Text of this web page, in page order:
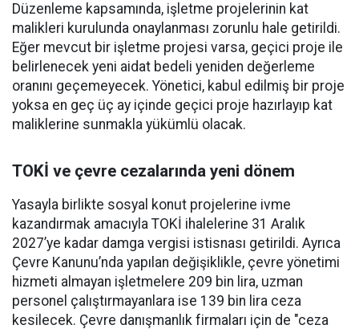
Düzenleme kapsamında, işletme projelerinin kat
malikleri kurulunda onaylanması zorunlu hale getirildi.
Eğer mevcut bir işletme projesi varsa, geçici proje ile
belirlenecek yeni aidat bedeli yeniden değerleme
oranını geçemeyecek. Yönetici, kabul edilmiş bir proje
yoksa en geç üç ay içinde geçici proje hazırlayıp kat
maliklerine sunmakla yükümlü olacak.
TOKİ ve çevre cezalarında yeni dönem
Yasayla birlikte sosyal konut projelerine ivme
kazandırmak amacıyla TOKİ ihalelerine 31 Aralık
2027’ye kadar damga vergisi istisnası getirildi. Ayrıca
Çevre Kanunu’nda yapılan değişiklikle, çevre yönetimi
hizmeti almayan işletmelere 209 bin lira, uzman
personel çalıştırmayanlara ise 139 bin lira ceza
kesilecek. Çevre danışmanlık firmaları için de "ceza